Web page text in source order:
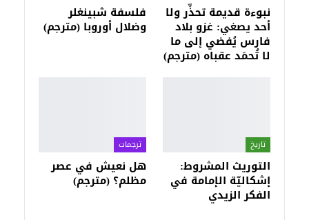
نبوءة قديمة تحذِّر ولا
أحد يصغي: غزو بلاد
فارس يُفضي إلى ما
لا تُحمَد عقباه (مترجم)
فلسفة شبينغلر
وضلال أوروبا (مترجم)
تاريخ
التوريث المشروط:
إشكاليّة الإمامة في
الفكر الزيدي
ترجمات
هل نعيش في عصر
مظلم؟ (مترجم)